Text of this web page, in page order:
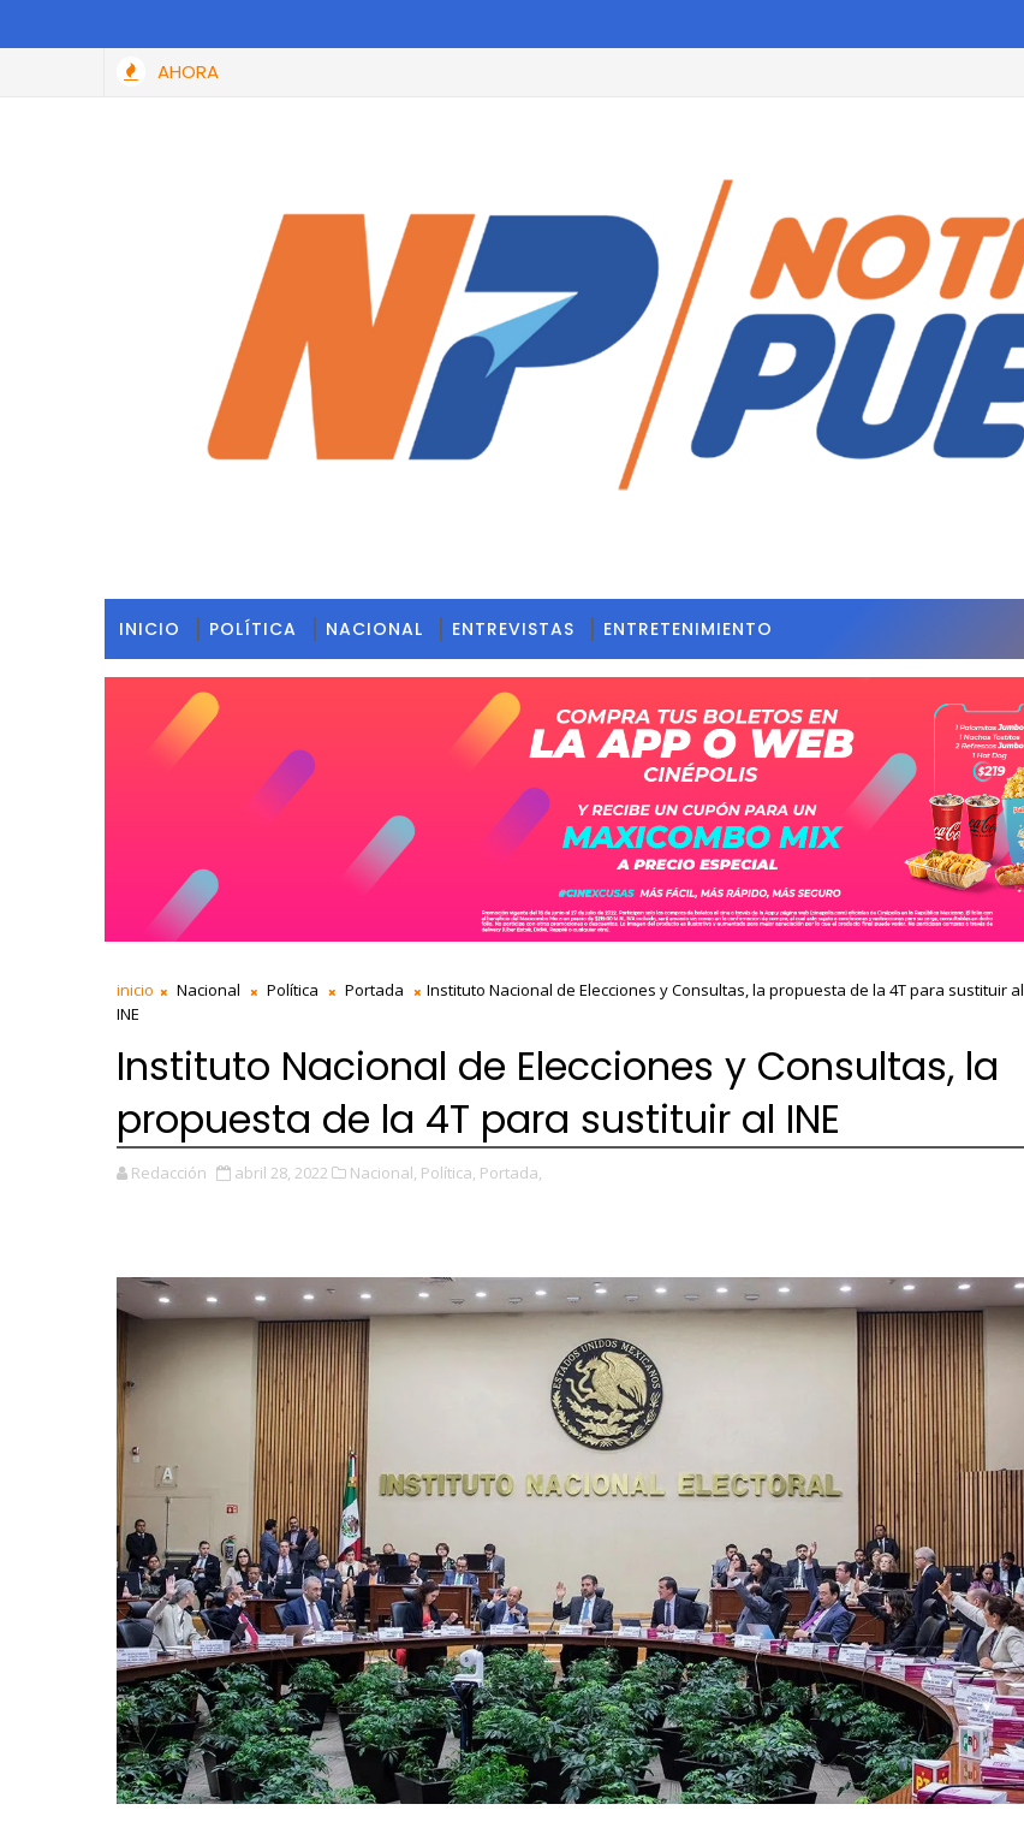
AHORA
INICIO POLÍTICA NACIONAL ENTREVISTAS ENTRETENIMIENTO
inicio Nacional Política Portada
Instituto Nacional de Elecciones y Consultas, la propuesta de la 4T para sustituir al
INE
Instituto Nacional de Elecciones y Consultas, la
propuesta de la 4T para sustituir al INE
Redacción abril 28, 2022 Nacional, Política, Portada,